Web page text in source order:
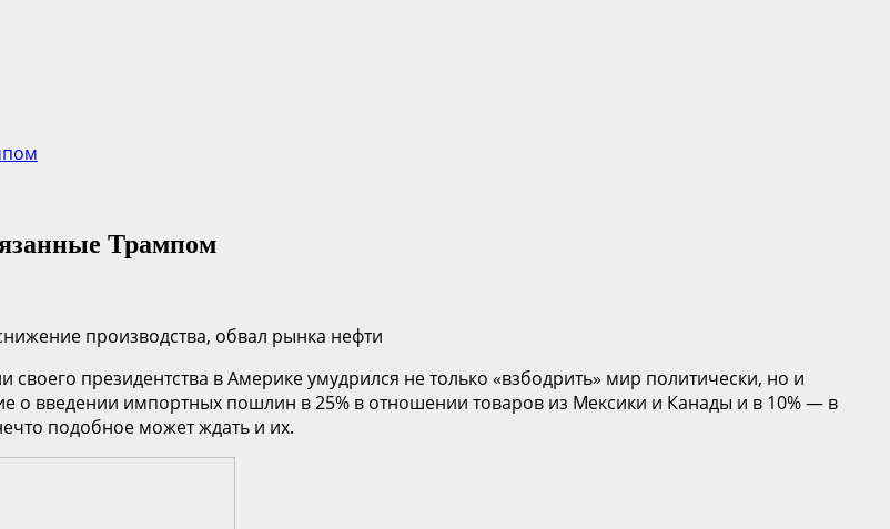
Трампом
производства, обвал рынка нефти
президентства в Америке умудрился не только «взбодрить» мир политически, но и
о введении импортных пошлин в 25% в отношении товаров из Мексики и Канады и в 10% — в
подобное может ждать и их.